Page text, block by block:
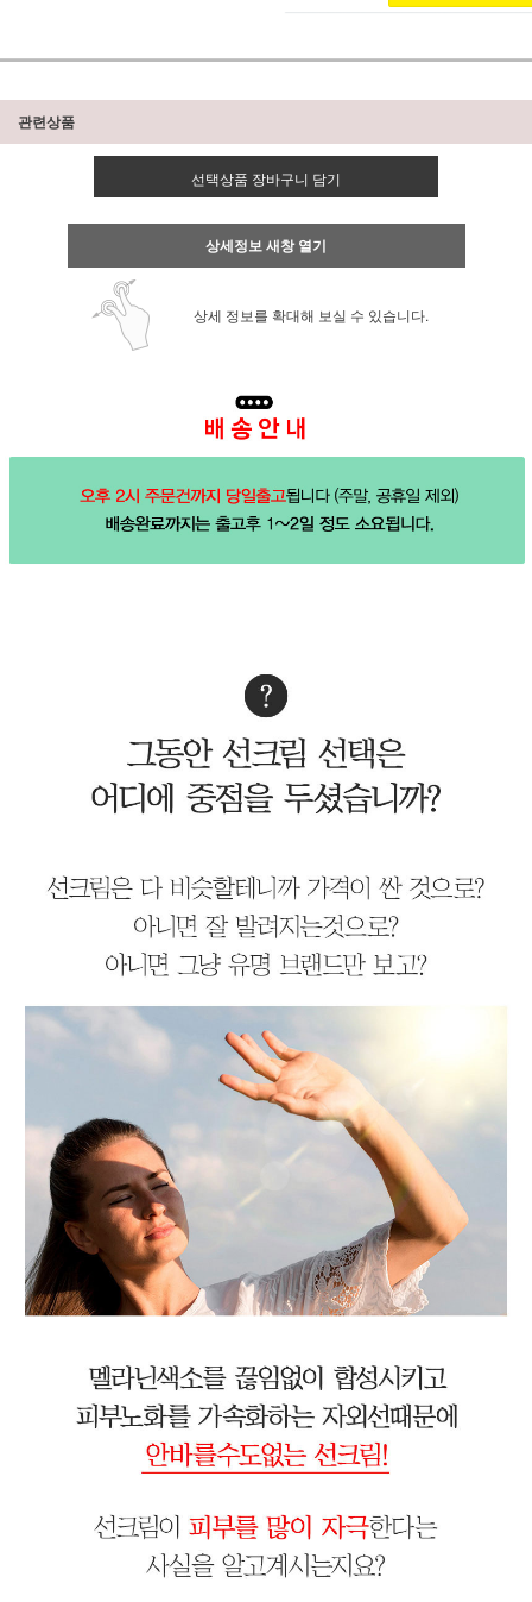
관련상품
선택상품 장바구니 담기
상세정보 새창 열기
상세 정보를 확대해 보실 수 있습니다.